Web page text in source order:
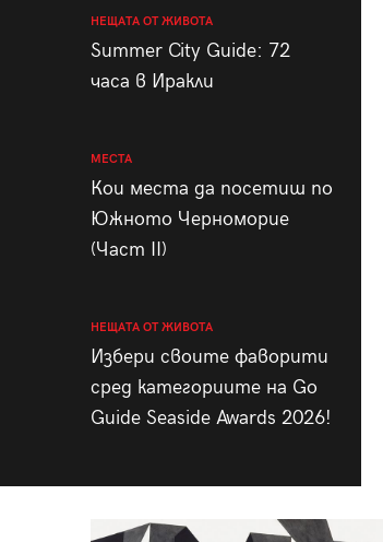
НЕЩАТА ОТ ЖИВОТА
Summer City Guide: 72
часа в Иракли
МЕСТА
Кои места да посетиш по
Южното Черноморие
(Част II)
НЕЩАТА ОТ ЖИВОТА
Избери своите фаворити
сред категориите на Go
Guide Seaside Awards 2026!